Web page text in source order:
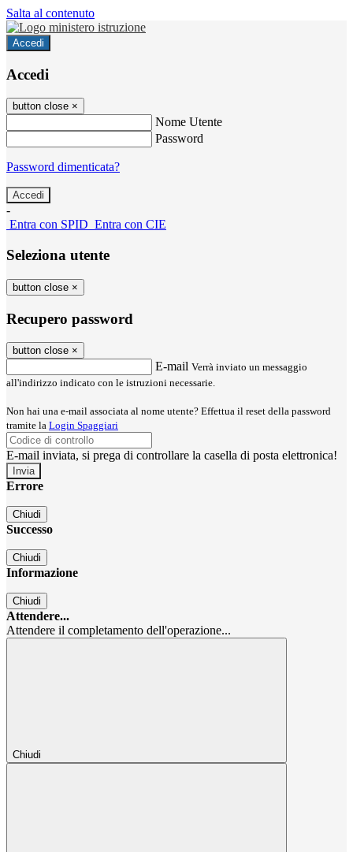
Salta al contenuto
Accedi
Accedi
button close ×
Nome Utente
Password
Password dimenticata?
-
Entra con SPID Entra con CIE
Seleziona utente
button close ×
Recupero password
button close ×
E-mail Verrà inviato un messaggio
all'indirizzo indicato con le istruzioni necessarie.
Non hai una e-mail associata al nome utente? Effettua il reset della password
tramite la Login Spaggiari
E-mail inviata, si prega di controllare la casella di posta elettronica!
Errore
Chiudi
Successo
Chiudi
Informazione
Chiudi
Attendere...
Attendere il completamento dell'operazione...
Chiudi